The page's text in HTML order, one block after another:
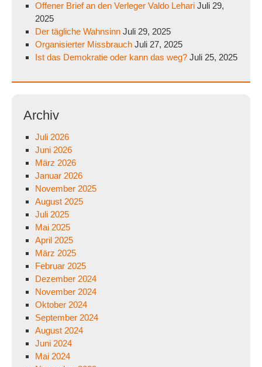
Offener Brief an den Verleger Valdo Lehari Juli 29,
2025
Der tägliche Wahnsinn Juli 29, 2025
Organisierter Missbrauch Juli 27, 2025
Ist das Demokratie oder kann das weg? Juli 25, 2025
Archiv
Juli 2026
Juni 2026
März 2026
Januar 2026
November 2025
August 2025
Juli 2025
Mai 2025
April 2025
März 2025
Februar 2025
Dezember 2024
November 2024
Oktober 2024
September 2024
August 2024
Juni 2024
Mai 2024